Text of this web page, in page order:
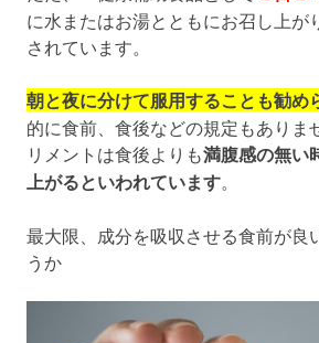
に水またはお湯とともにお召し上が
されています。
朝と夜に分けて服用することも勧め
的に食前、食後などの規定もありま
リメントは食後よりも満腹感の無い
上がるといわれています
最大限、成分を吸収させる食前が良
うか